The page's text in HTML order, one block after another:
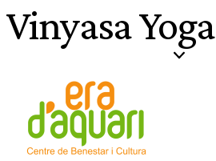
Vinyasa Yoga